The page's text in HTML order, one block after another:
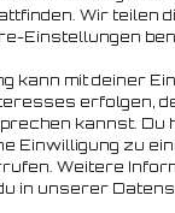
Wir teilen
Einstellungen
kann mit deiner
erfolgen,
kannst. Du
Einwilligung zu
Weitere
in unserer